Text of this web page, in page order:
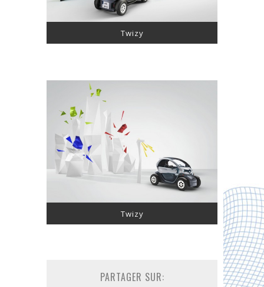
Twizy
Twizy
PARTAGER SUR: